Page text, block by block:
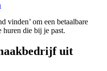
vinden’ om een betaalbare
huren die bij je past.
uit